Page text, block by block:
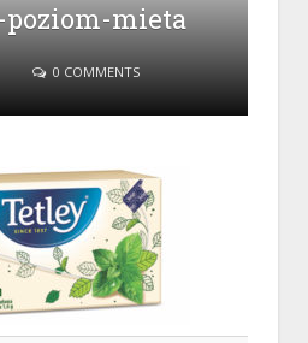
mieta
0 COMMENTS